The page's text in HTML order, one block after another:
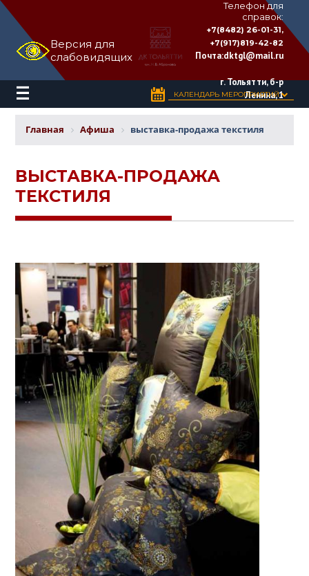
Версия для
слабовидящих
ДВОРЕЦ
КУЛЬТУРЫ
«ТОЛЬЯТТИ»
имени
Телефон для
справок:
+7(8482) 26-01-31,
+7(917)819-42-82
Почта:dktgl@mail.ru
г. Тольятти, б-р
Ленина, 1
КАЛЕНДАРЬ МЕРОПРИЯТИЙ
Главная Афиша выставка-продажа текстиля
ВЫСТАВКА-ПРОДАЖА
ТЕКСТИЛЯ